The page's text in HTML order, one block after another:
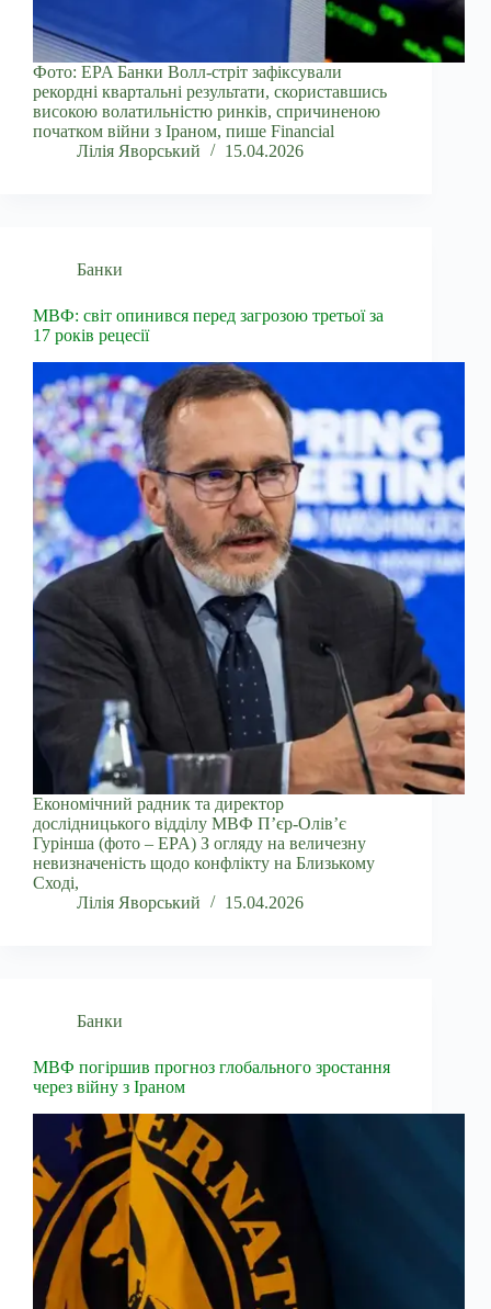
Фото: EPA Банки Волл-стріт зафіксували
рекордні квартальні результати, скориставшись
високою волатильністю ринків, спричиненою
початком війни з Іраном, пише Financial
Лілія Яворський
15.04.2026
Банки
МВФ: світ опинився перед загрозою третьої за
17 років рецесії
Економічний радник та директор
дослідницького відділу МВФ П’єр-Олів’є
Гурінша (фото – EPA) З огляду на величезну
невизначеність щодо конфлікту на Близькому
Сході,
Лілія Яворський
15.04.2026
Банки
МВФ погіршив прогноз глобального зростання
через війну з Іраном